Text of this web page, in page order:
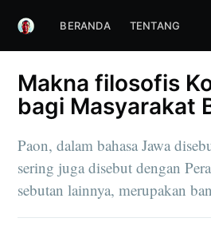
BERANDA TENTANG
Makna filosofis
bagi Masyarakat
Paon, dalam bahasa Jawa
sering juga disebut dengan
sebutan lainnya, merupakan